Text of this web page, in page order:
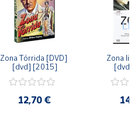
Zona Tórrida [DVD]
[dvd] [2015]
12,70 €
Zona
[dvd]